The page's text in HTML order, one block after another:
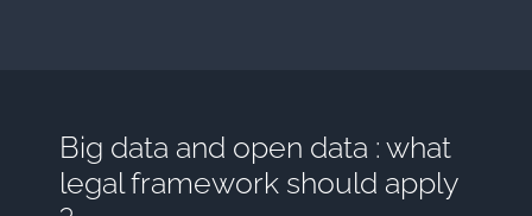
Big data and open data : what
legal framework should apply